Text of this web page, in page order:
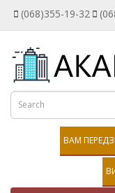
(068)355-19-32
ВАМ